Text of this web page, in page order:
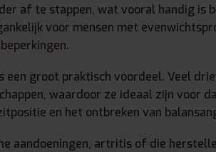
af te stappen, wat vooral handig is
voor mensen met
een groot praktisch voordeel. Veel
waardoor ze ideaal zijn voor
en het ontbreken van
aandoeningen, artritis of die